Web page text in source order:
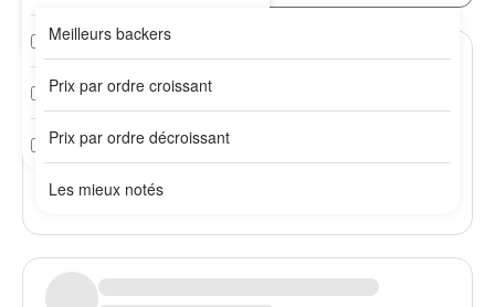
Plus de 10 ans
2 / 3 mois
3 / 6 mois
6 mois et +
Meilleurs backers
Prix par ordre croissant
Prix par ordre décroissant
Les mieux notés